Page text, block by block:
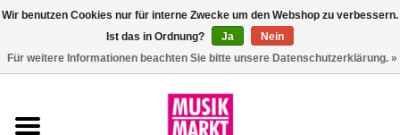
Wir benutzen Cookies nur für interne Zwecke um den Webshop zu verbessern.
Ist das in Ordnung?
Ja
Nein
Für weitere Informationen beachten Sie bitte unsere Datenschutzerklärung. »